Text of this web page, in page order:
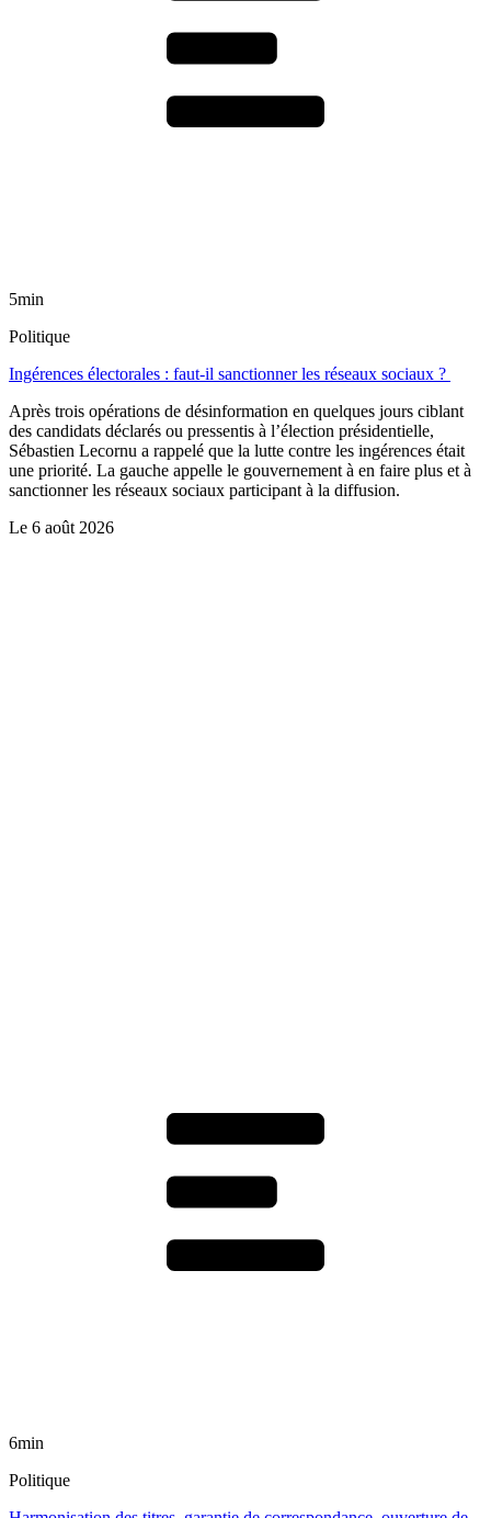
5min
Politique
Ingérences électorales : faut-il sanctionner les réseaux sociaux ?
Après trois opérations de désinformation en quelques jours ciblant
des candidats déclarés ou pressentis à l’élection présidentielle,
Sébastien Lecornu a rappelé que la lutte contre les ingérences était
une priorité. La gauche appelle le gouvernement à en faire plus et à
sanctionner les réseaux sociaux participant à la diffusion.
Le 6 août 2026
6min
Politique